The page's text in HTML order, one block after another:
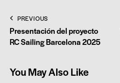
PREVIOUS
Presentación del proyecto
RC Sailing Barcelona 2025
You May Also Like